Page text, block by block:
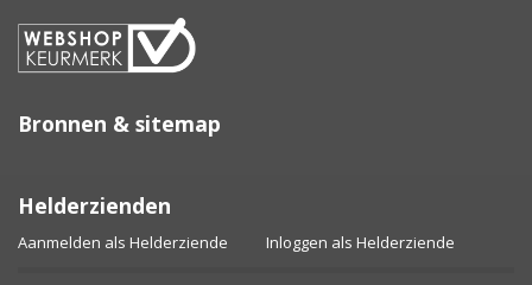
Bronnen & sitemap
Helderzienden
Aanmelden als Helderziende Inloggen als Helderziende